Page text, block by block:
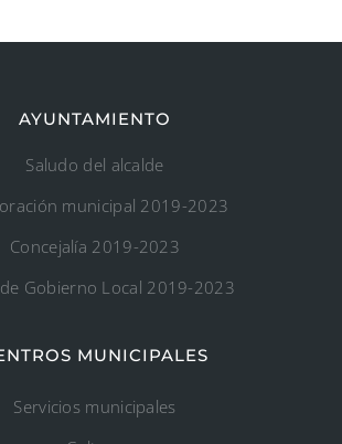
AYUNTAMIENTO
Saludo del alcalde
municipal 2019-2023
Concejalía 2019-2023
Gobierno Local 2019-2023
MUNICIPALES
Servicios municipales